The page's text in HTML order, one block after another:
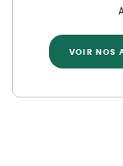
VOIR NOS